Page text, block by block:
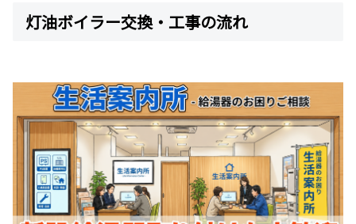
灯油ボイラー交換・工事の流れ